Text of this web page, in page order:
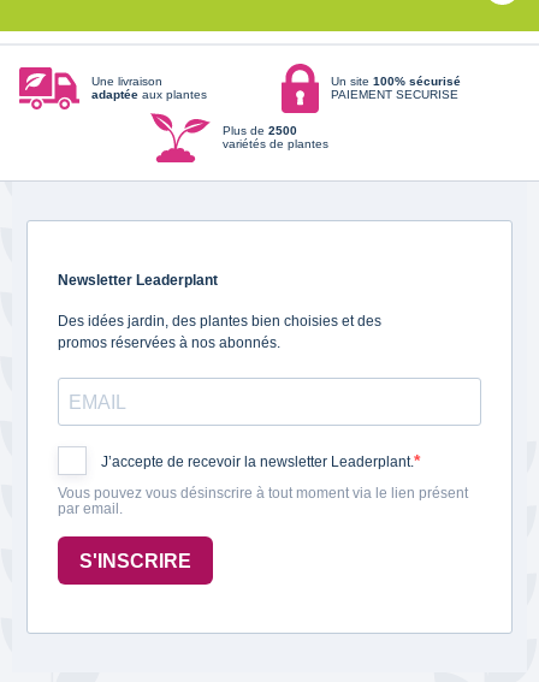
Une livraison
adaptée aux plantes
Un site 100% sécurisé
PAIEMENT SECURISE
Plus de 2500
variétés de plantes
Newsletter Leaderplant
Des idées jardin, des plantes bien choisies et des
promos réservées à nos abonnés.
J’accepte de recevoir la newsletter Leaderplant.
Vous pouvez vous désinscrire à tout moment via le lien présent
par email.
S'INSCRIRE